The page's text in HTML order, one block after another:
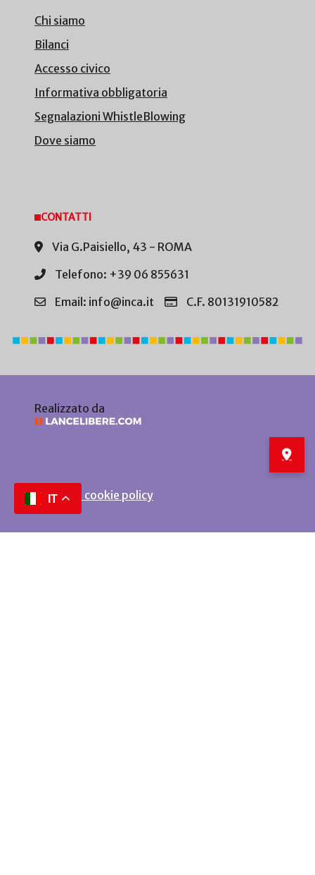
Chi siamo
Bilanci
Accesso civico
Informativa obbligatoria
Segnalazioni WhistleBlowing
Dove siamo
CONTATTI
Via G.Paisiello, 43 - ROMA
Telefono: +39 06 855631
Email: info@inca.it
C.F. 80131910582
Realizzato da
Privacy e cookie policy
IT